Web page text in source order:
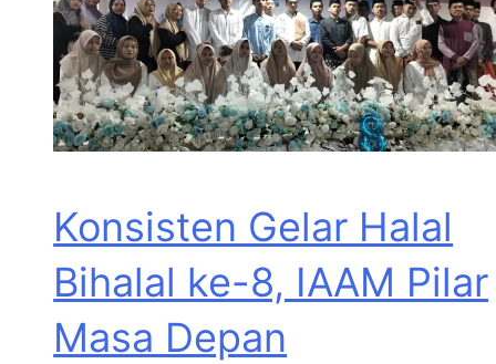
Konsisten Gelar Halal
Bihalal ke-8, IAAM Pilar
Masa Depan